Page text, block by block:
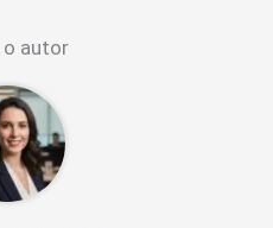
o autor